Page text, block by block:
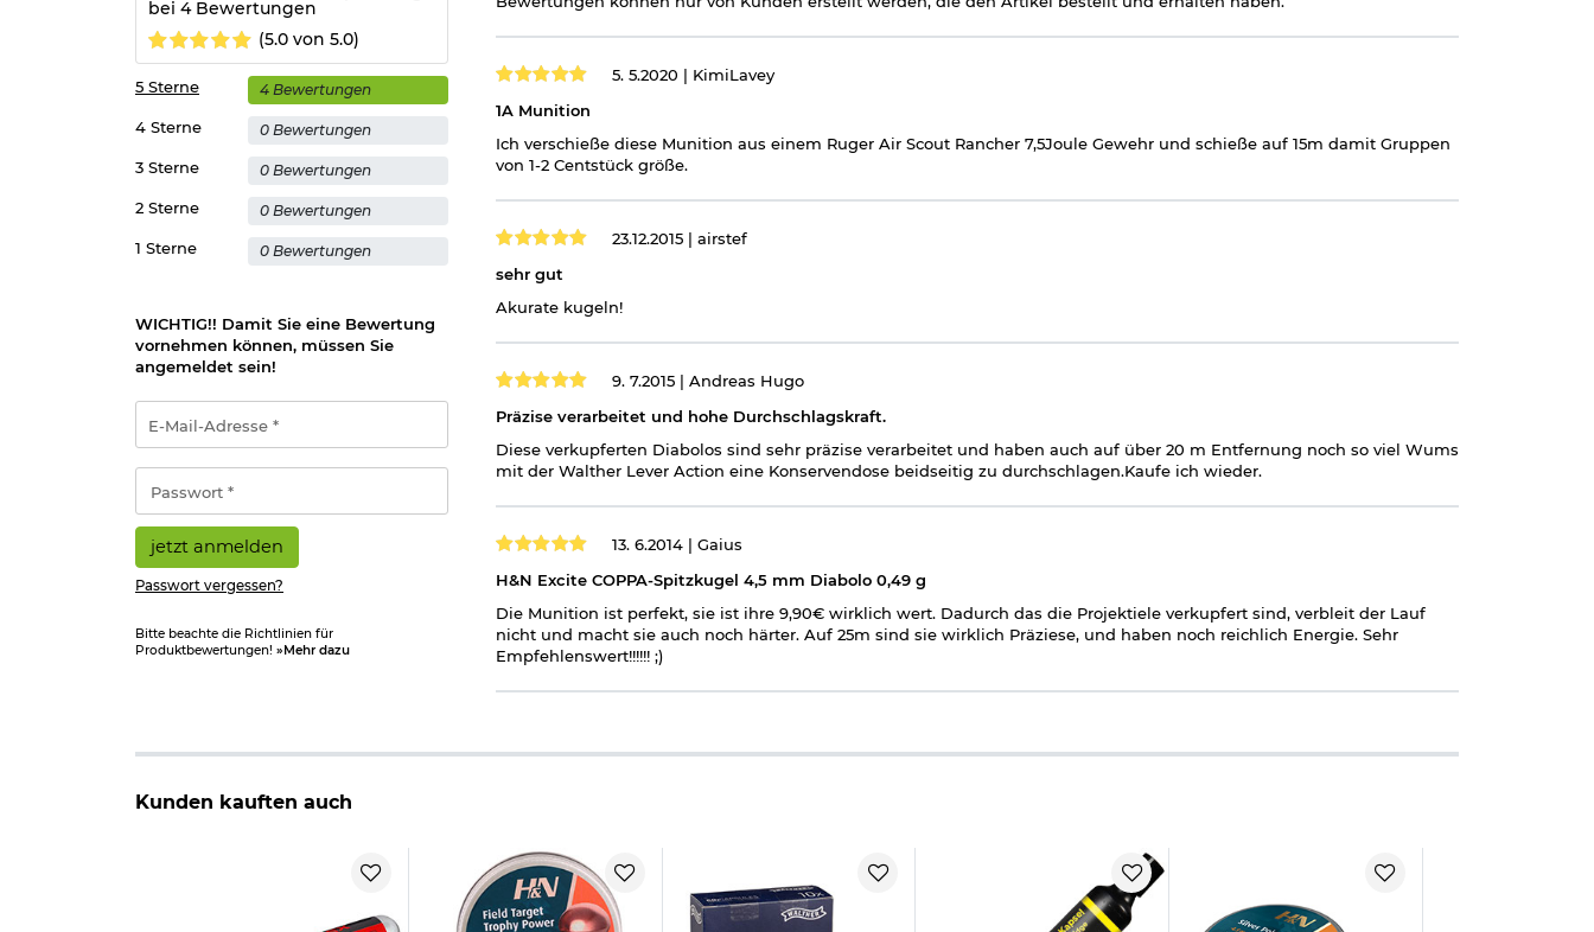
bei 4 Bewertungen
(5.0 von 5.0)
1 Sterne 0 Bewertungen
2 Sterne 0 Bewertungen
3 Sterne 0 Bewertungen
4 Sterne 0 Bewertungen
5 Sterne 4 Bewertungen
WICHTIG!! Damit Sie eine Bewertung
vornehmen können, müssen Sie
angemeldet sein!
Mail-
Adresse
*
jetzt anmelden
Passwort vergessen?
Bitte beachte die Richtlinien für
Produktbewertungen! »Mehr dazu
5. 5.2020 | KimiLavey
1A Munition
Ich verschieße diese Munition aus einem Ruger Air Scout Rancher 7,5Joule Gewehr und schieße auf 15m damit Gruppen
von 1-2 Centstück größe.
23.12.2015 | airstef
sehr gut
Akurate kugeln!
9. 7.2015 | Andreas Hugo
Präzise verarbeitet und hohe Durchschlagskraft.
Diese verkupferten Diabolos sind sehr präzise verarbeitet und haben auch auf über 20 m Entfernung noch so viel Wums
mit der Walther Lever Action eine Konservendose beidseitig zu durchschlagen.Kaufe ich wieder.
13. 6.2014 | Gaius
H&N Excite COPPA-Spitzkugel 4,5 mm Diabolo 0,49 g
Die Munition ist perfekt, sie ist ihre 9,90€ wirklich wert. Dadurch das die Projektiele verkupfert sind, verbleit der Lauf
nicht und macht sie auch noch härter. Auf 25m sind sie wirklich Präziese, und haben noch reichlich Energie. Sehr
Empfehlenswert!!!!!! ;)
Kunden kauften auch